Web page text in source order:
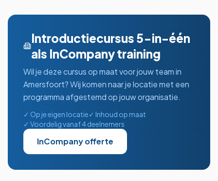
Introductiecursus 5-in-één
als InCompany training
Wil je deze cursus op maat voor jouw team in
Amersfoort? Wij komen naar je locatie met een
programma afgestemd op jouw organisatie.
✓ Op je eigen locatie✓ Inhoud op maat
✓ Voordelig vanaf 4 deelnemers
InCompany offerte